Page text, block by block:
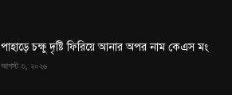
পাহাড়ে চক্ষু দৃষ্টি ফিরিয়ে আনার অপর নাম কেএস মং
আগস্ট ৩, ২০২৬